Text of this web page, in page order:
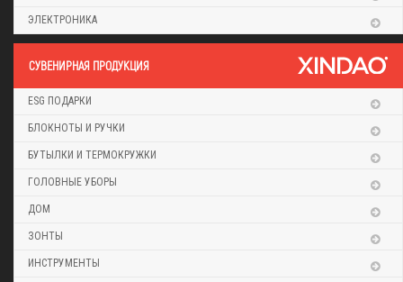
ЭЛЕКТРОНИКА
CУВЕНИРНАЯ ПРОДУКЦИЯ
ESG ПОДАРКИ
БЛОКНОТЫ И РУЧКИ
БУТЫЛКИ И ТЕРМОКРУЖКИ
ГОЛОВНЫЕ УБОРЫ
ДОМ
ЗОНТЫ
ИНСТРУМЕНТЫ